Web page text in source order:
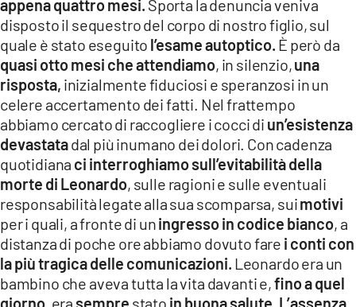
appena quattro mesi. Sporta la denuncia veniva
disposto il sequestro del corpo di nostro figlio, sul
quale è stato eseguito l’esame autoptico. È però da
quasi otto mesi che attendiamo, in silenzio,una
risposta, inizialmente fiduciosi e speranzosi in un
celere accertamento dei fatti. Nel frattempo
abbiamo cercato di raccogliere i cocci di un’esistenza
devastatadal più inumano dei dolori. Con cadenza
quotidiana ci interroghiamo sull’evitabilità della
morte di Leonardo, sulle ragioni e sulle eventuali
responsabilità legate alla sua scomparsa, suimotivi
per i quali, a fronte di uningresso in codice bianco, a
distanza di poche ore abbiamo dovuto fare i conti con
la più tragica delle comunicazioni. Leonardo era un
bambino che aveva tutta la vita davanti e,fino a quel
giorno , era sempre stato in buona salute. L’assenza